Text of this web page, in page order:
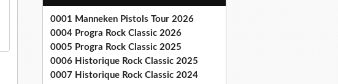
0001 Manneken Pistols Tour 2026
0004 Progra Rock Classic 2026
0005 Progra Rock Classic 2025
0006 Historique Rock Classic 2025
0007 Historique Rock Classic 2024